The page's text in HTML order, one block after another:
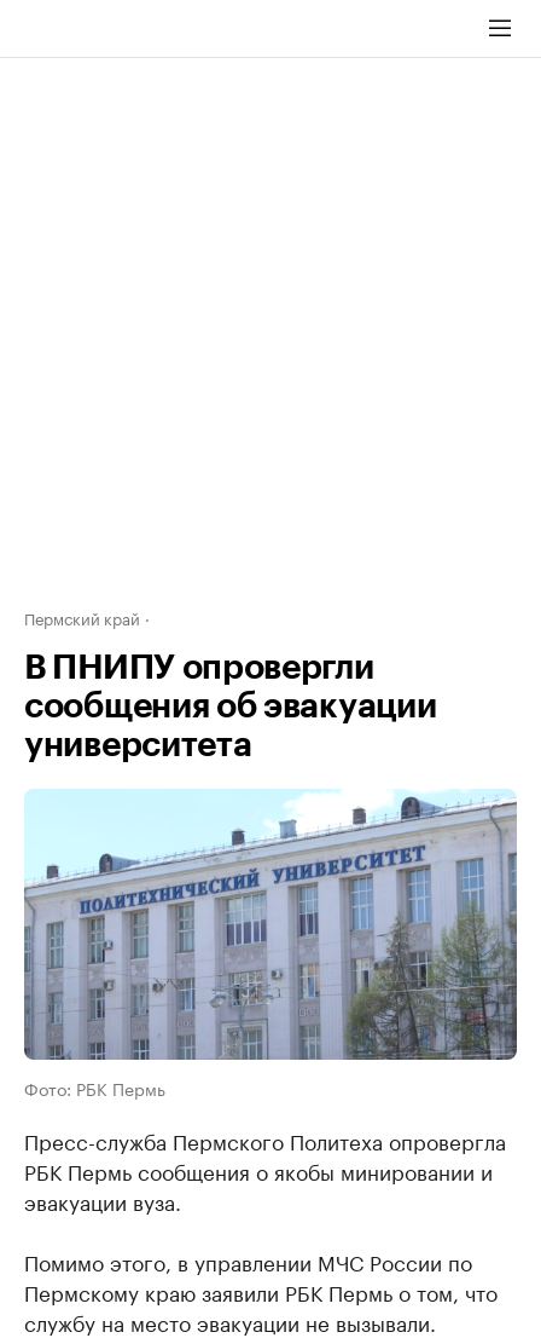
Пермский край
В ПНИПУ опровергли
сообщения об эвакуации
университета
Фото: РБК Пермь
Пресс-служба Пермского Политеха опровергла
РБК Пермь сообщения о якобы минировании и
эвакуации вуза.
Помимо этого, в управлении МЧС России по
Пермскому краю заявили РБК Пермь о том, что
службу на место эвакуации не вызывали.